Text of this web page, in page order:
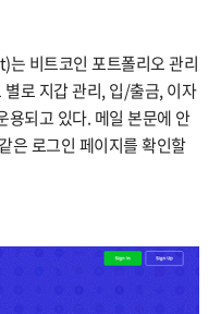
비트코인 포트폴리오 관리
로 지갑 관리, 입/출금, 이자
용되고 있다. 메일 본문에 안
은 로그인 페이지를 확인할